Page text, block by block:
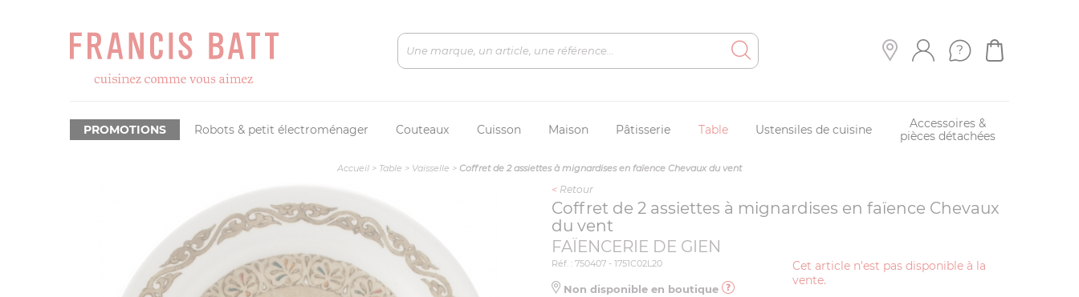
Robots & petit électroménager Couteaux Cuisson Maison Pâtisserie Table Ustensiles de cuisine
Accessoires &
pièces détachées
PROMOTIONS
Accueil > Table > Vaisselle > Coffret de 2 assiettes à mignardises en faïence Chevaux du vent
< Retour
Coffret de 2 assiettes à mignardises en faïence Chevaux
du vent
FAÏENCERIE DE GIEN
Cet article n'est pas disponible à la
vente.
Réf. : 750407 - 1751C02L20
Non disponible en boutique